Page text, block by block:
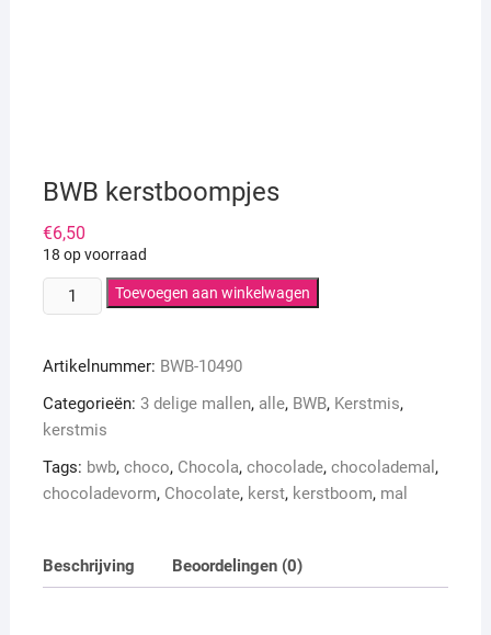
BWB kerstboompjes
€6,50
18 op voorraad
BWB
kerstboompjes
Toevoegen aan winkelwagen
Artikelnummer: BWB-10490
Categorieën: 3 delige mallen, alle, BWB, Kerstmis,
kerstmis
Tags: bwb, choco, Chocola, chocolade, chocolademal ,
chocoladevorm, Chocolate, kerst, kerstboom, mal
Beschrijving Beoordelingen (0)